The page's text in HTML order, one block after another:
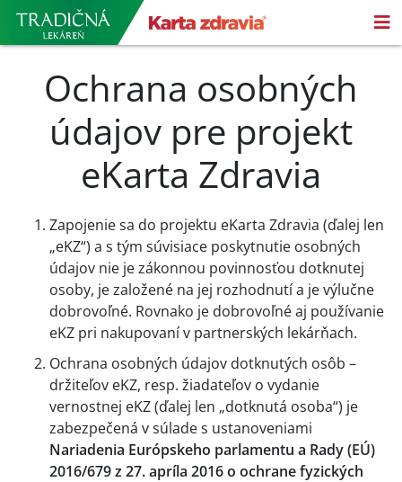
Ochrana osobných
údajov pre projekt
eKarta Zdravia
Zapojenie sa do projektu eKarta Zdravia (ďalej len
„eKZ“) a s tým súvisiace poskytnutie osobných
údajov nie je zákonnou povinnosťou dotknutej
osoby, je založené na jej rozhodnutí a je výlučne
dobrovoľné. Rovnako je dobrovoľné aj používanie
eKZ pri nakupovaní v partnerských lekárňach.
Ochrana osobných údajov dotknutých osôb –
držiteľov eKZ, resp. žiadateľov o vydanie
vernostnej eKZ (ďalej len „dotknutá osoba“) je
zabezpečená v súlade s ustanoveniami
Nariadenia Európskeho parlamentu a Rady (EÚ)
2016/679 z 27. apríla 2016 o ochrane fyzických